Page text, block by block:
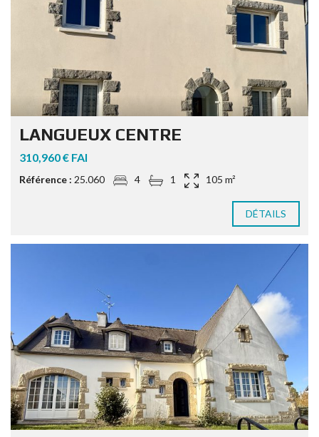
LANGUEUX CENTRE
310,960 € FAI
Référence : 25.060 4 1 105 m²
DÉTAILS